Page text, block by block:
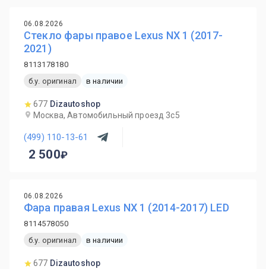
06.08.2026
Стекло фары правое Lexus NX 1 (2017-
2021)
8113178180
б.у. оригинал
в наличии
677 Dizautoshop
Москва, Автомобильный проезд 3с5
(499) 110-13-61
2 500
06.08.2026
Фара правая Lexus NX 1 (2014-2017) LED
8114578050
б.у. оригинал
в наличии
677 Dizautoshop